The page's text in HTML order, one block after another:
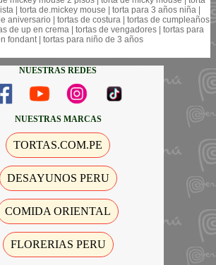
| torta de.mickey mouse | torta para 3 años niña |
aniversario | tortas de costura | tortas de cumpleaños
de up en crema | tortas de vengadores | tortas para
fondant | tortas para niño de 3 años
NUESTRAS REDES
NUESTRAS MARCAS
TORTAS.COM.PE
DESAYUNOS PERU
COMIDA ORIENTAL
FLORERIAS PERU